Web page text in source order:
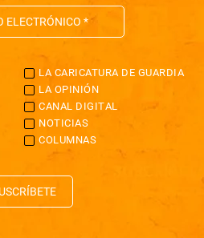
LA CARICATURA DE GUARDIA
LA OPINIÓN
CANAL DIGITAL
NOTICIAS
COLUMNAS